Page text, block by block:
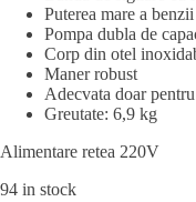
Puterea mare a
Pompa dubla de
Corp din otel
Maner robust
Adecvata doar
Greutate: 6,9 kg
Alimentare retea 220V
94 in stock